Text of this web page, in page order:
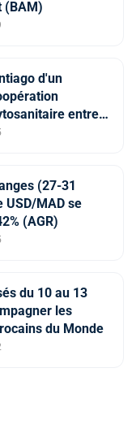
(BAM)
d'un
entre
(27-31
USD/MAD se
(AGR)
du 10 au 13
les
du Monde